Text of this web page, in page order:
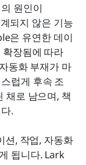
원인이
되지 않은 기능
은 유연한 데이
장됨에 따라
동화 부재가 마
럽게 후속 조
채로 남으며, 책
.
션, 작업, 자동화
됩니다. Lark